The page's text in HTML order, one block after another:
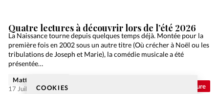
COOKIES Culture
Quatre lectures à découvrir lors de l’été 2026
La Naissance tourne depuis quelques temps déjà. Montée pour la
première fois en 2002 sous un autre titre (Où crécher à Noël ou les
tribulations de Joseph et Marie), la comédie musicale a été
présentée…
Matthieu Schmidt
17 Juil 2026